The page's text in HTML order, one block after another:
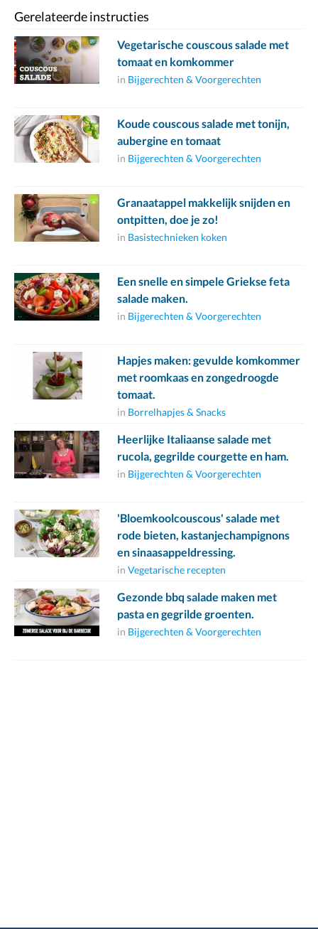
Gerelateerde instructies
Vegetarische couscous salade met
tomaat en komkommer
in Bijgerechten & Voorgerechten
Koude couscous salade met tonijn,
aubergine en tomaat
in Bijgerechten & Voorgerechten
Granaatappel makkelijk snijden en
ontpitten, doe je zo!
in Basistechnieken koken
Een snelle en simpele Griekse feta
salade maken.
in Bijgerechten & Voorgerechten
Hapjes maken: gevulde komkommer
met roomkaas en zongedroogde
tomaat.
in Borrelhapjes & Snacks
Heerlijke Italiaanse salade met
rucola, gegrilde courgette en ham.
in Bijgerechten & Voorgerechten
'Bloemkoolcouscous' salade met
rode bieten, kastanjechampignons
en sinaasappeldressing.
in Vegetarische recepten
Gezonde bbq salade maken met
pasta en gegrilde groenten.
in Bijgerechten & Voorgerechten